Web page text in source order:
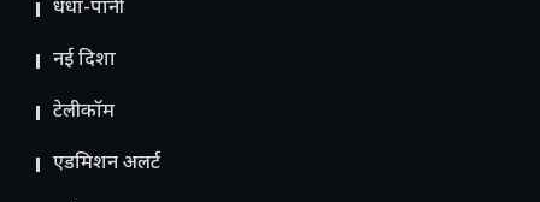
धंधा-पानी
नई दिशा
टेलीकॉम
ए​डमिशन अलर्ट